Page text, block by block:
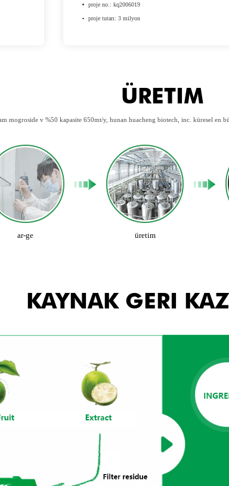
proje no.: kq2006019
proje tutarı: 3 milyon
ÜRETIM
mogroside v %50 kapasite 650mt/y, hunan huacheng biotech, inc. küresel en
ar-ge üretim
KAYNAK GERI